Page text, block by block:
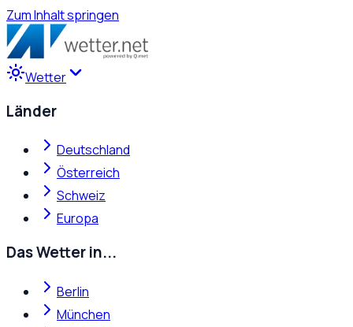
Zum Inhalt springen
Wetter
Länder
Deutschland
Österreich
Schweiz
Europa
Das Wetter in...
Berlin
München